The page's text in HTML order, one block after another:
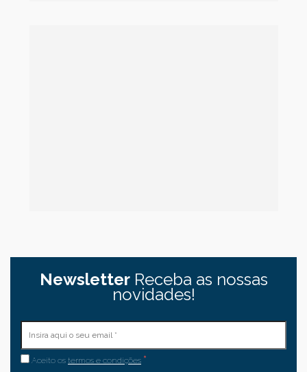
NewsletterReceba as nossas
novidades!
Aceito os termos e condições *